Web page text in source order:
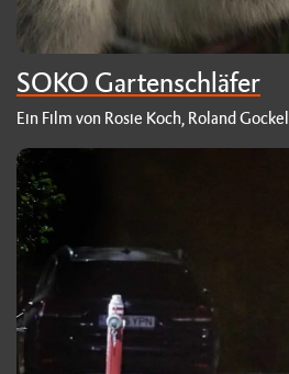
SOKO Gartenschläfer
Ein Film von Rosie Koch, Roland Gockel